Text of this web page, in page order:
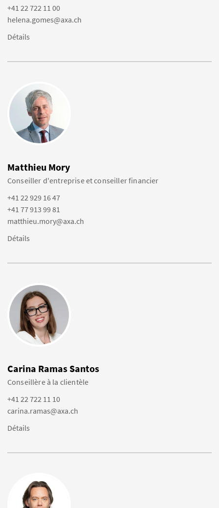
+41 22 722 11 00
helena.gomes@axa.ch
Détails
Matthieu Mory
Conseiller d'entreprise et conseiller financier
+41 22 929 16 47
+41 77 913 99 81
matthieu.mory@axa.ch
Détails
Carina Ramas Santos
Conseillère à la clientèle
+41 22 722 11 10
carina.ramas@axa.ch
Détails